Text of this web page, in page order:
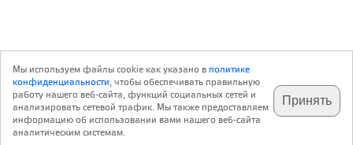
подпишитесь на наш
телеграм @archi_ru
✕
Мы используем файлы cookie как указано вполитике
конфиденциальности, чтобы обеспечивать правильную
работу нашего веб-сайта, функций социальных сетей и
анализировать сетевой трафик. Мы также предоставляем
информацию об использовании вами нашего веб-сайта
аналитическим системам.
Принять